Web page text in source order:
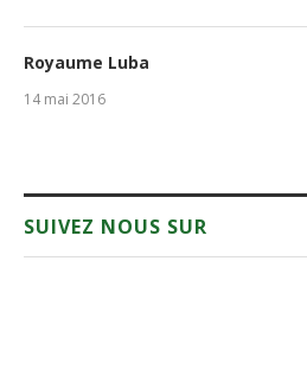
Royaume Luba
14 mai 2016
SUIVEZ NOUS SUR